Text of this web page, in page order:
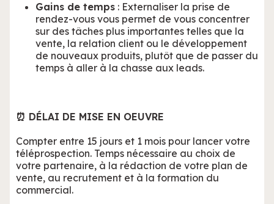
Gains de temps : Externaliser la prise de
rendez-vous vous permet de vous concentrer
sur des tâches plus importantes telles que la
vente, la relation client ou le développement
de nouveaux produits, plutôt que de passer du
temps à aller à la chasse aux leads.
⏰ DÉLAI DE MISE EN OEUVRE
Compter entre 15 jours et 1 mois pour lancer votre
téléprospection. Temps nécessaire au choix de
votre partenaire, à la rédaction de votre plan de
vente, au recrutement et à la formation du
commercial.